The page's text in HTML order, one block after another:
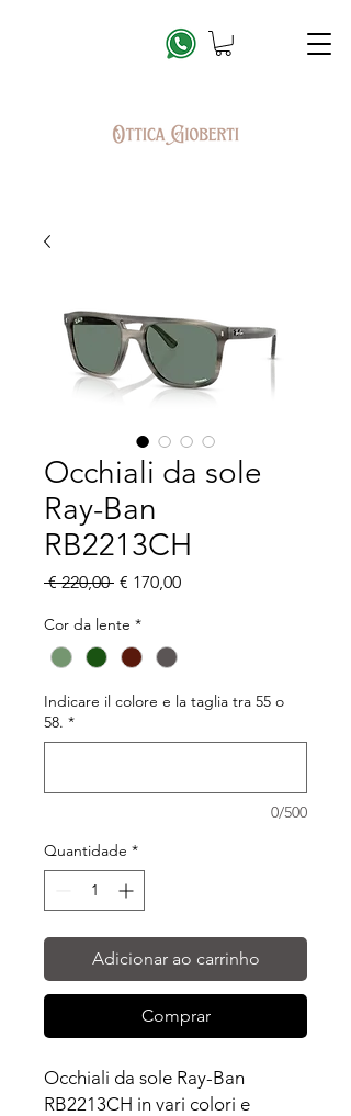
Occhiali da sole
Ray-Ban
RB2213CH
€ 220,00 Preço
€ 170,00Preço
Cor da lente *
Indicare il colore e la taglia tra 55 o
58. *
0/500
Quantidade *
Adicionar ao carrinho
Comprar
Occhiali da sole Ray-Ban
RB2213CH in vari colori e